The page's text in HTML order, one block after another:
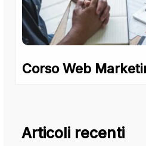
Corso Web
Articoli recenti